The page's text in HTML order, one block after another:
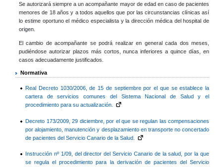
Se autorizará siempre a un acompañante mayor de edad en caso de pacientes
menores de 18 años y a todos aquellos que por las circunstancias clínicas así
lo estime oportuno el médico especialista y la dirección médica del hospital de
origen.
El cambio de acompañante se podrá realizar en general cada dos meses,
pudiéndose autorizar plazos más cortos, nunca inferiores a quince días, en
casos adecuadamente justificados.
Normativa
Real Decreto 1030/2006, de 15 de septiembre por el que se establece la
cartera de servicios comunes del Sistema Nacional de Salud y el
procedimiento para su actualización.
Decreto 173/2009, 29 diciembre, por el que se regulan las compensaciones
por alojamiento, manutención y desplazamiento en transporte no concertado
de pacientes del Servicio Canario de la Salud.
Instrucción nº 1/09, del director del Servicio Canario de la salud, por la que
se regula el procedimiento para la derivación de pacientes del Servicio